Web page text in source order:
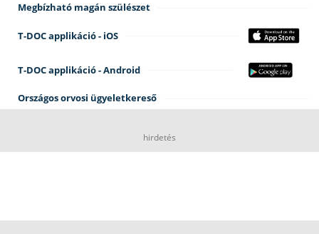
Megbízható magán szülészet
T-DOC applikáció - iOS
T-DOC applikáció - Android
Országos orvosi ügyeletkereső
hirdetés